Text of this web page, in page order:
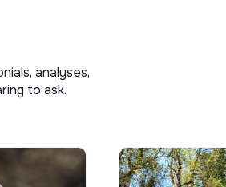
analyses,
to ask.